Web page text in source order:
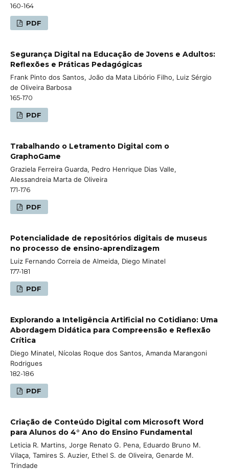
160-164
PDF
Segurança Digital na Educação de Jovens e Adultos:
Reflexões e Práticas Pedagógicas
Frank Pinto dos Santos, João da Mata Libório Filho, Luiz Sérgio
de Oliveira Barbosa
165-170
PDF
Trabalhando o Letramento Digital com o
GraphoGame
Graziela Ferreira Guarda, Pedro Henrique Dias Valle,
Alessandreia Marta de Oliveira
171-176
PDF
Potencialidade de repositórios digitais de museus
no processo de ensino-aprendizagem
Luiz Fernando Correia de Almeida, Diego Minatel
177-181
PDF
Explorando a Inteligência Artificial no Cotidiano: Uma
Abordagem Didática para Compreensão e Reflexão
Crítica
Diego Minatel, Nícolas Roque dos Santos, Amanda Marangoni
Rodrigues
182-186
PDF
Criação de Conteúdo Digital com Microsoft Word
para Alunos do 4° Ano do Ensino Fundamental
Leticia R. Martins, Jorge Renato G. Pena, Eduardo Bruno M.
Vilaça, Tamires S. Auzier, Ethel S. de Oliveira, Genarde M.
Trindade